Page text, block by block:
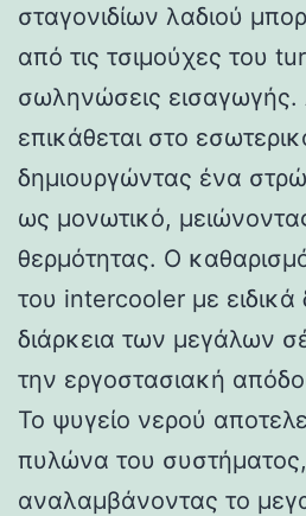
σταγονιδίων λαδιού
από τις τσιμούχες του
σωληνώσεις εισαγωγής.
επικάθεται στο
δημιουργώντας ένα
ως μονωτικό,
θερμότητας. Ο
του intercooler με ειδικά
διάρκεια των μεγάλων
την εργοστασιακή
Το ψυγείο νερού
πυλώνα του συστήματος,
αναλαμβάνοντας το